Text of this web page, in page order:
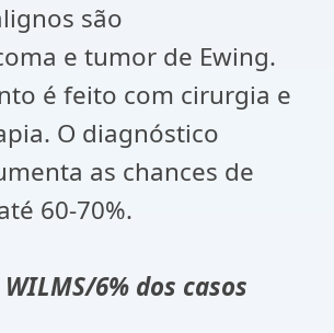
são
e tumor de Ewing.
é feito com cirurgia e
O diagnóstico
as chances de
60-70%.
WILMS/6% dos casos